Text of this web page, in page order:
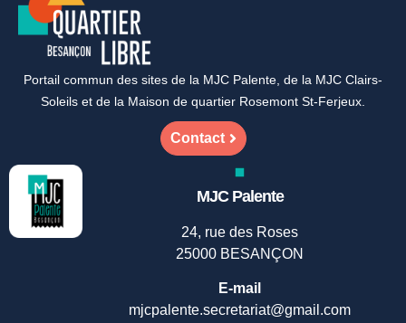
Portail commun des sites de la MJC Palente, de la MJC Clairs-
Soleils et de la Maison de quartier Rosemont St-Ferjeux.
Contact
MJC Palente
24, rue des Roses
25000 BESANÇON
E-mail
mjcpalente.secretariat@gmail.com